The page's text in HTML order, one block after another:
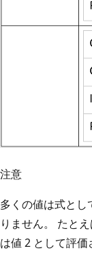
注意
多くの値は式と
りません。 たと
は値 2 として評